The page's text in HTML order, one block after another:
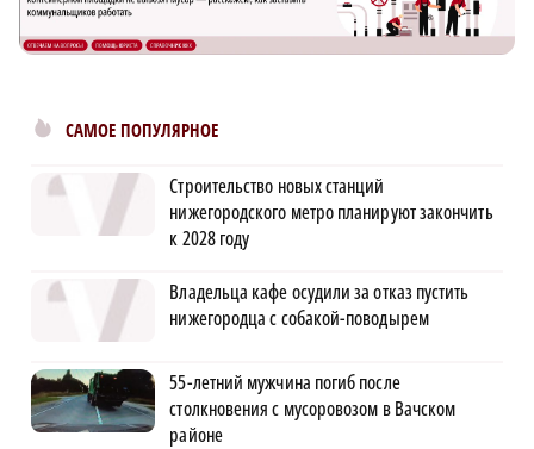
САМОЕ ПОПУЛЯРНОЕ
Строительство новых станций
нижегородского метро планируют закончить
к 2028 году
Владельца кафе осудили за отказ пустить
нижегородца с собакой-поводырем
55-летний мужчина погиб после
столкновения с мусоровозом в Вачском
районе